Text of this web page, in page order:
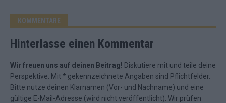
KOMMENTARE
Hinterlasse einen Kommentar
Wir freuen uns auf deinen Beitrag! Diskutiere mit und teile deine
Perspektive. Mit * gekennzeichnete Angaben sind Pflichtfelder.
Bitte nutze deinen Klarnamen (Vor- und Nachname) und eine
gültige E-Mail-Adresse (wird nicht veröffentlicht). Wir prüfen